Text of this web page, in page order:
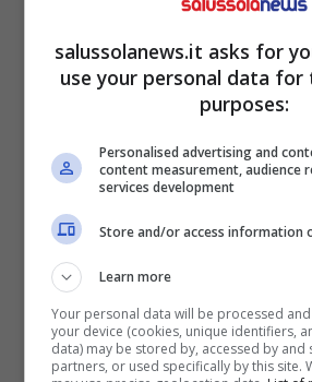
10 secondi, poi rilassa. Ripeti
sequenza per tre volte.
salussolanews.it asks for
use your personal data
purposes:
Personalised advertising and
content measurement, audience
services development
Store and/or access information
Learn more
Your personal data will be processed
your device (cookies, unique identifiers,
data) may be stored by, accessed by and
partners, or used specifically by this site.